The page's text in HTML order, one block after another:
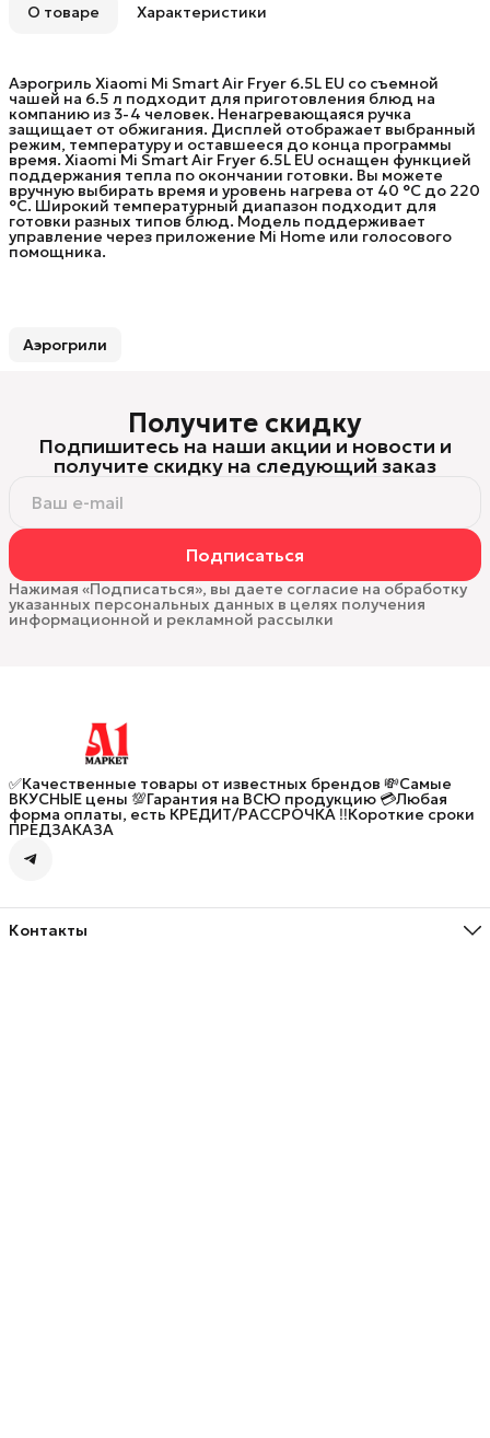
О товаре Характеристики
Аэрогриль Xiaomi Mi Smart Air Fryer 6.5L EU со съемной
чашей на 6.5 л подходит для приготовления блюд на
компанию из 3-4 человек. Ненагревающаяся ручка
защищает от обжигания. Дисплей отображает выбранный
режим, температуру и оставшееся до конца программы
время. Xiaomi Mi Smart Air Fryer 6.5L EU оснащен функцией
поддержания тепла по окончании готовки. Вы можете
вручную выбирать время и уровень нагрева от 40 °C до 220
°C. Широкий температурный диапазон подходит для
готовки разных типов блюд. Модель поддерживает
управление через приложение Mi Home или голосового
помощника.
Аэрогрили
Получите скидку
Подпишитесь на наши акции и новости и
получите скидку на следующий заказ
Подписаться
Нажимая «Подписаться», вы даете согласие на обработку
указанных персональных данных в целях получения
информационной и рекламной рассылки
✅Качественные товары от известных брендов 💸Самые
ВКУСНЫЕ цены 💯Гарантия на ВСЮ продукцию 💳Любая
форма оплаты, есть КРЕДИТ/РАССРОЧКА ‼️Короткие сроки
ПРЕДЗАКАЗА
Контакты